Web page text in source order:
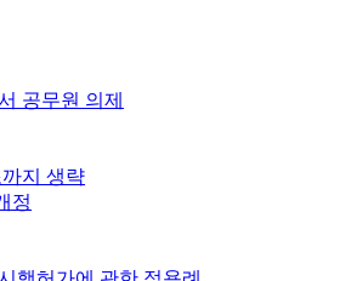
공무원 의제
지 생략
정